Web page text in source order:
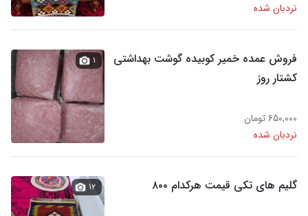
نردبان شده
فروش عمده خمیر کوبیده گوشت بهداشتی
کشتار روز
۶۵۰,۰۰۰ تومان
نردبان شده
۱
گلیم های تکی قیمت هرکدام ۸۰۰ ۱۲